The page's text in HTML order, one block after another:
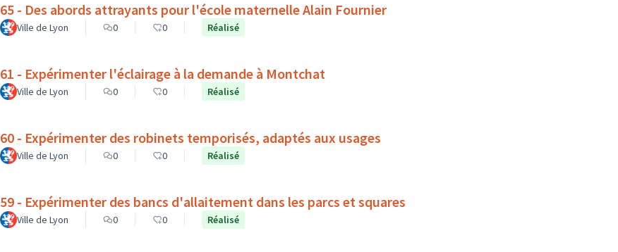
65 - Des abords attrayants pour l'école maternelle Alain Fournier
Ville de Lyon 0 0 Réalisé
61 - Expérimenter l'éclairage à la demande à Montchat
Ville de Lyon 0 0 Réalisé
60 - Expérimenter des robinets temporisés, adaptés aux usages
Ville de Lyon 0 0 Réalisé
59 - Expérimenter des bancs d'allaitement dans les parcs et squares
Ville de Lyon 0 0 Réalisé